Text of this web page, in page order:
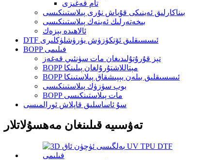
تام قەغىزى
بىناكارلىق ئەينىكى قۇياش نۇرى پىلاستىنكىسى
بىخەتەرلىك ئەينەك پىلاستىنكىسى
ئالاھىدە بېزەك
DTF ئىسسىقلىق ئۆتكۈزۈش يۈرۈشلۈكلىرى
BOPP فىلىمى
تېز قۇرۇتۇلىدىغان مات سۈنئىي قەغەز
BOPP مېتاللاشتۇرۇلغان پىلىنكا
BOPP ئىسسىقلىق بىلەن يېپىشقاق پىلاستىنكا
بوپ سۈزۈك پىلاستىنكىسى
BOPP مات پىلاستىنكىسى
سۇ ئاساسلىق قاپلاش ئورالمىسى
تەۋسىيە قىلىنغان مەھسۇلاتلار